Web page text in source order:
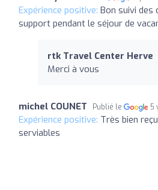
Expérience positive: Bon suivi des
support pendant le séjour de
rtk Travel Center Herve
Merci à vous
michel COUNET Publié le 5
Expérience positive: Très bien
serviables